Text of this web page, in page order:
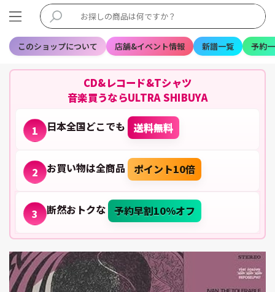
このショップについて 店舗&イベント情報 新譜一覧 予約
CD&レコード&Tシャツ
音楽買うならULTRA SHIBUYA
1 日本全国どこでも 送料無料
2 お買い物は全商品 ポイント10倍
3 断然おトクな 予約早割10%オフ